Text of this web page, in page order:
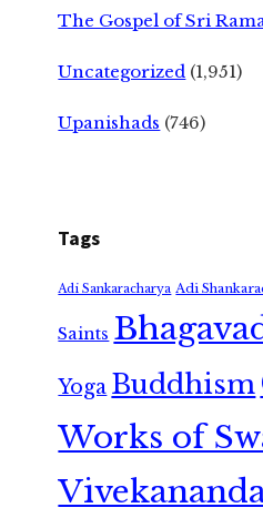
The Gospel of Sri
Uncategorized (1,951)
Upanishads (746)
Tags
Adi Sankaracharya Adi
Saints
Yoga Buddhism
Works of